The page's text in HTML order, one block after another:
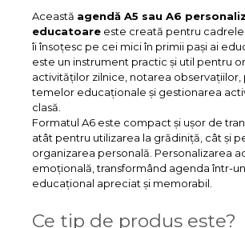
Această agendă A5 sau A6
educatoare este creată pentru
îi însoțesc pe cei mici în primii pași ai
este un instrument practic și util pentru
activităților zilnice, notarea observațiilor,
temelor educaționale și gestionarea
clasă.
Formatul A6 este compact și ușor de
atât pentru utilizarea la grădiniță, cât și
organizarea personală. Personalizarea
emoțională, transformând agenda într-
educațional apreciat și memorabil.
Ce tip de produs este?